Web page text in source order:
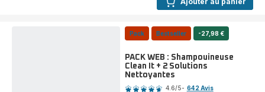
Shampouineuse
accessoires
Pack Bestseller -27,98 €
PACK WEB : Shampouineuse
Clean It + 2 Solutions
Nettoyantes
Note
4.6/5- 642 Avis